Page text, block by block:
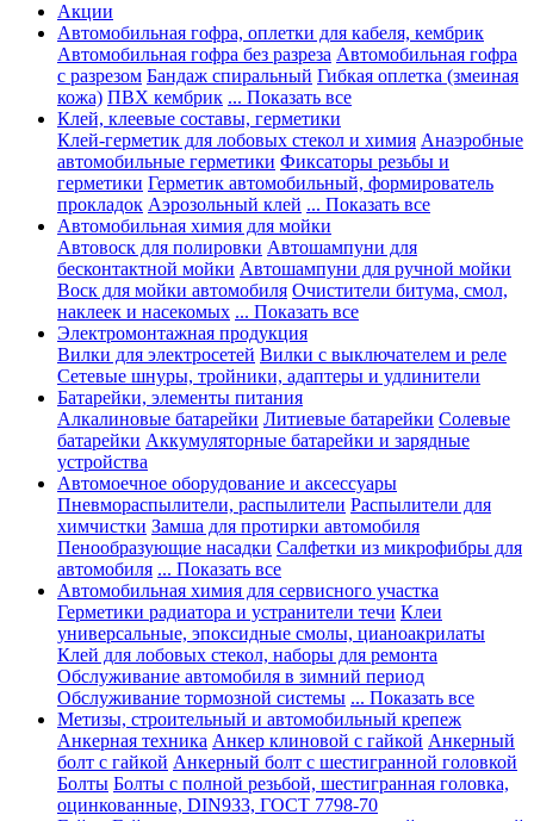
Акции
Автомобильная гофра, оплетки для кабеля, кембрик
Автомобильная гофра без разреза Автомобильная гофра
с разрезом Бандаж спиральный Гибкая оплетка (змеиная
кожа) ПВХ кембрик ... Показать все
Клей, клеевые составы, герметики
Клей-герметик для лобовых стекол и химия Анаэробные
автомобильные герметики Фиксаторы резьбы и
герметики Герметик автомобильный, формирователь
прокладок Аэрозольный клей ... Показать все
Автомобильная химия для мойки
Автовоск для полировки Автошампуни для
бесконтактной мойки Автошампуни для ручной мойки
Воск для мойки автомобиля Очистители битума, смол,
наклеек и насекомых ... Показать все
Электромонтажная продукция
Вилки для электросетей Вилки с выключателем и реле
Сетевые шнуры, тройники, адаптеры и удлинители
Батарейки, элементы питания
Алкалиновые батарейки Литиевые батарейки Солевые
батарейки Аккумуляторные батарейки и зарядные
устройства
Автомоечное оборудование и аксессуары
Пневмораспылители, распылители Распылители для
химчистки Замша для протирки автомобиля
Пенообразующие насадки Салфетки из микрофибры для
автомобиля ... Показать все
Автомобильная химия для сервисного участка
Герметики радиатора и устранители течи Клеи
универсальные, эпоксидные смолы, цианоакрилаты
Клей для лобовых стекол, наборы для ремонта
Обслуживание автомобиля в зимний период
Обслуживание тормозной системы ... Показать все
Метизы, строительный и автомобильный крепеж
Анкерная техника Анкер клиновой с гайкой Анкерный
болт с гайкой Анкерный болт с шестигранной головкой
Болты Болты с полной резьбой, шестигранная головка,
оцинкованные, DIN933, ГОСТ 7798-70